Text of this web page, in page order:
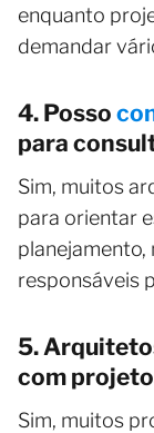
enquanto
demandar
4. Posso
para
Sim, muitos
para orientar
planejamento,
responsáveis
5.
com
Sim, muitos